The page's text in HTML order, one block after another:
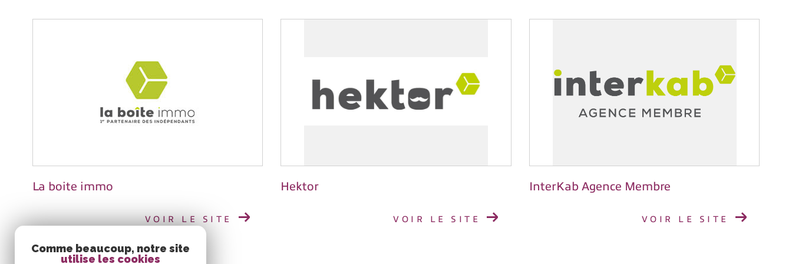
La boite immo
VOIR LE SITE
Hektor
VOIR LE SITE
InterKab Agence Membre
VOIR LE SITE
Comme beaucoup, notre site
utilise les cookies